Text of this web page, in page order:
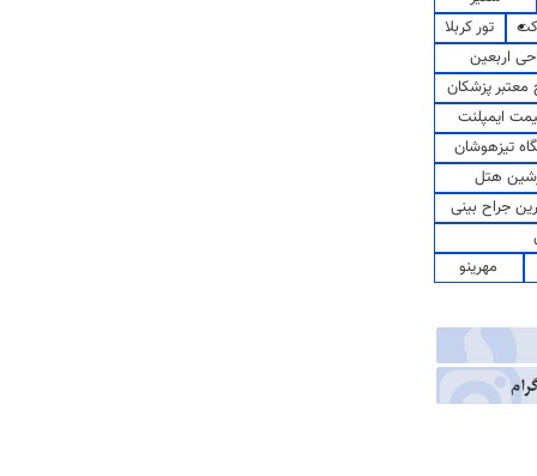
تور کربلا
اربعین
پزشکان
ایمپلنت
تیزهوشان
هتل
جراح بینی
مهرینو